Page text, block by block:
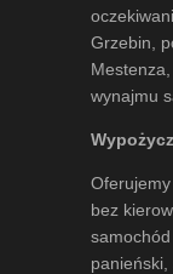
Grzebin ,
wynajmu
bez